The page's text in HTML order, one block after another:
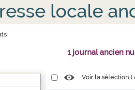
locale
1 journal ancien
Voir la sélection (